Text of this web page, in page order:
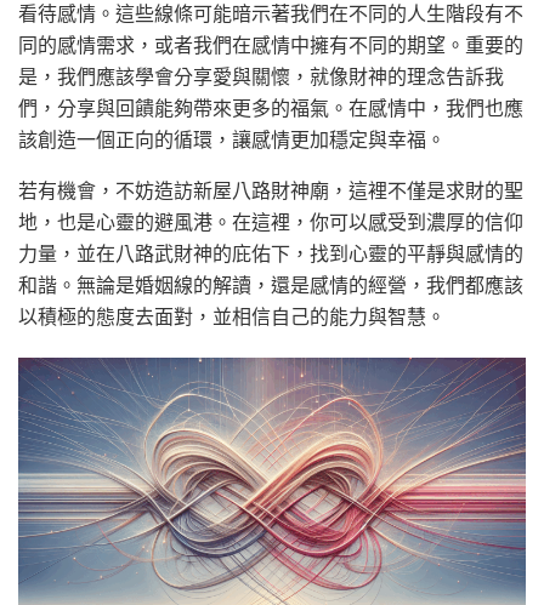
看待感情。這些線條可能暗示著我們在不同的人生階段有不
同的感情需求，或者我們在感情中擁有不同的期望。重要的
是，我們應該學會分享愛與關懷，就像財神的理念告訴我
們，分享與回饋能夠帶來更多的福氣。在感情中，我們也應
該創造一個正向的循環，讓感情更加穩定與幸福。
若有機會，不妨造訪新屋八路財神廟，這裡不僅是求財的聖
地，也是心靈的避風港。在這裡，你可以感受到濃厚的信仰
力量，並在八路武財神的庇佑下，找到心靈的平靜與感情的
和諧。無論是婚姻線的解讀，還是感情的經營，我們都應該
以積極的態度去面對，並相信自己的能力與智慧。